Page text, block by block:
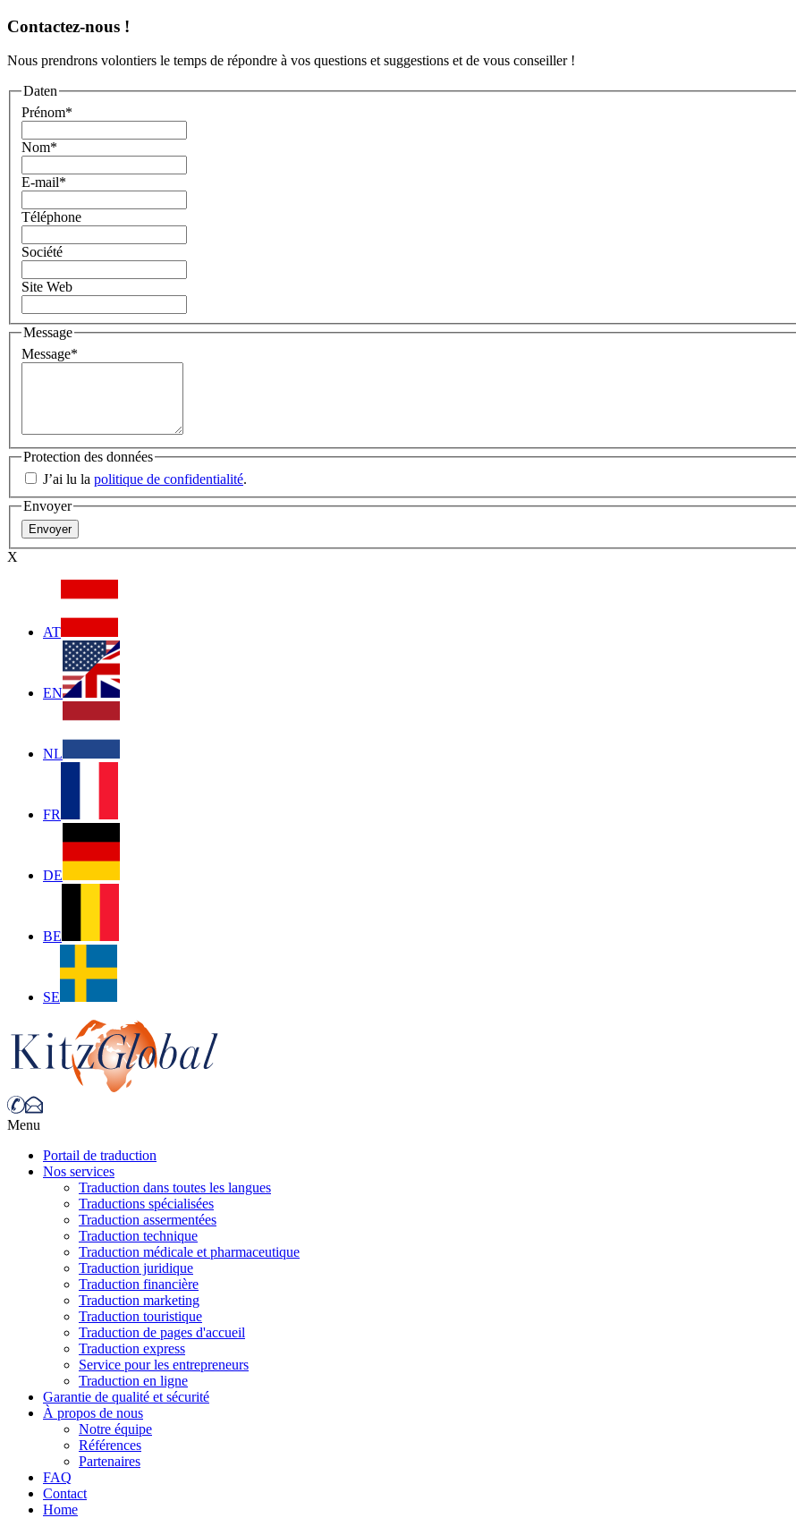
Contactez-nous !
Nous prendrons volontiers le temps de répondre à vos questions et suggestions et de vous conseiller !
Daten
Prénom*
Nom*
E-mail*
Téléphone
Société
Site Web
Message
Message*
Protection des données
J’ai lu la politique de confidentialité.
Envoyer
X
AT
EN
NL
FR
DE
BE
SE
Menu
Portail de traduction
Nos services
Traduction dans toutes les langues
Traductions spécialisées
Traduction assermentées
Traduction technique
Traduction médicale et pharmaceutique
Traduction juridique
Traduction financière
Traduction marketing
Traduction touristique
Traduction de pages d'accueil
Traduction express
Service pour les entrepreneurs
Traduction en ligne
Garantie de qualité et sécurité
À propos de nous
Notre équipe
Références
Partenaires
FAQ
Contact
Home